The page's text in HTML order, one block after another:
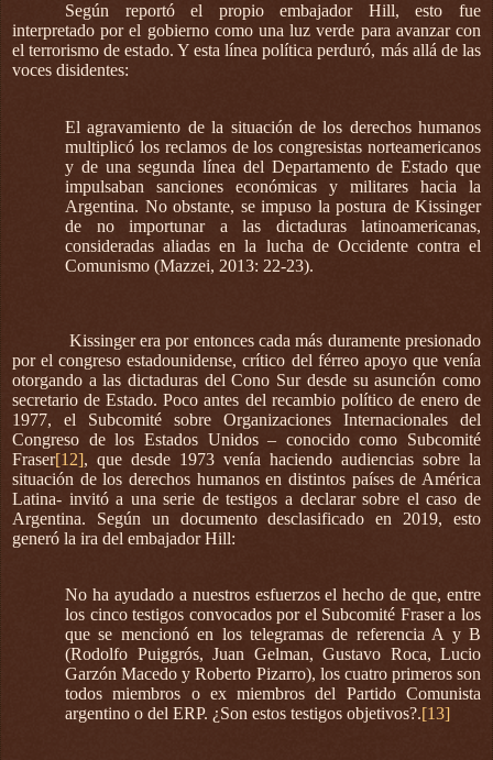
Según reportó el propio embajador Hill, esto fue
interpretado por el gobierno como una luz verde para avanzar con
el terrorismo de estado. Y esta línea política perduró, más allá de las
voces disidentes:
El agravamiento de la situación de los derechos humanos
multiplicó los reclamos de los congresistas norteamericanos
y de una segunda línea del Departamento de Estado que
impulsaban sanciones económicas y militares hacia la
Argentina. No obstante, se impuso la postura de Kissinger
de no importunar a las dictaduras latinoamericanas,
consideradas aliadas en la lucha de Occidente contra el
Comunismo (Mazzei, 2013: 22-23).
Kissinger era por entonces cada más duramente presionado
por el congreso estadounidense, crítico del férreo apoyo que venía
otorgando a las dictaduras del Cono Sur desde su asunción como
secretario de Estado. Poco antes del recambio político de enero de
1977, el Subcomité sobre Organizaciones Internacionales del
Congreso de los Estados Unidos – conocido como Subcomité
Fraser[12], que desde 1973 venía haciendo audiencias sobre la
situación de los derechos humanos en distintos países de América
Latina- invitó a una serie de testigos a declarar sobre el caso de
Argentina. Según un documento desclasificado en 2019, esto
generó la ira del embajador Hill:
No ha ayudado a nuestros esfuerzos el hecho de que, entre
los cinco testigos convocados por el Subcomité Fraser a los
que se mencionó en los telegramas de referencia A y B
(Rodolfo Puiggrós, Juan Gelman, Gustavo Roca, Lucio
Garzón Macedo y Roberto Pizarro), los cuatro primeros son
todos miembros o ex miembros del Partido Comunista
argentino o del ERP. ¿Son estos testigos objetivos?.[13]